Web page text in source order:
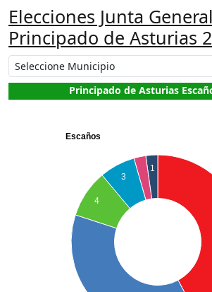
Elecciones Junta
Principado de Asturias
Principado de Asturias
Escaños
1
3
4